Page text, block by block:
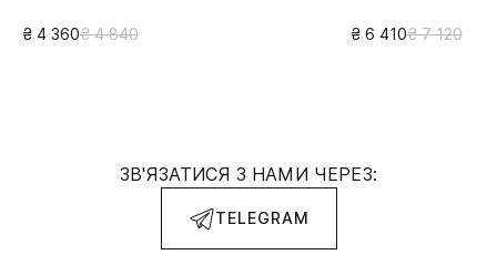
₴ 4 360₴ 4 840 ₴ 6 410₴ 7 120
ЗВ'ЯЗАТИСЯ З НАМИ ЧЕРЕЗ:
TELEGRAM